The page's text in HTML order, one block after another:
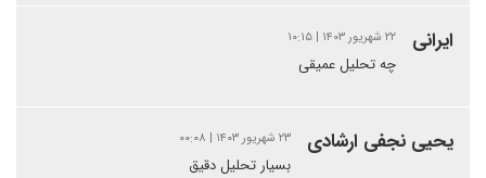
ایرانی ۲۲ شهریور ۱۴۰۳ | ۱۰:۱۵
چه تحلیل عمیقی
یحیی نجفی ارشادی ۲۳ شهریور ۱۴۰۳ | ۰۰:۰۸
بسیار تحلیل دقیق